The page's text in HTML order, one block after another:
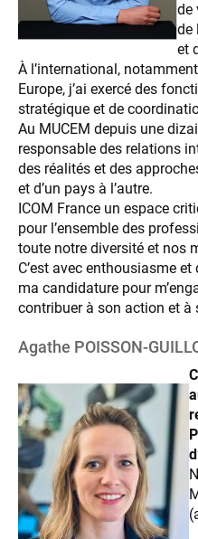
de
de
et
À l’international,
Europe, j’ai exercé des
stratégique et de
Au MUCEM depuis une
responsable des relations
des réalités et des
et d’un pays à l’autre.
ICOM France un espace
pour l’ensemble des
toute notre diversité et nos
C’est avec enthousiasme
ma candidature pour
contribuer à son action et à
Agathe POISSON-